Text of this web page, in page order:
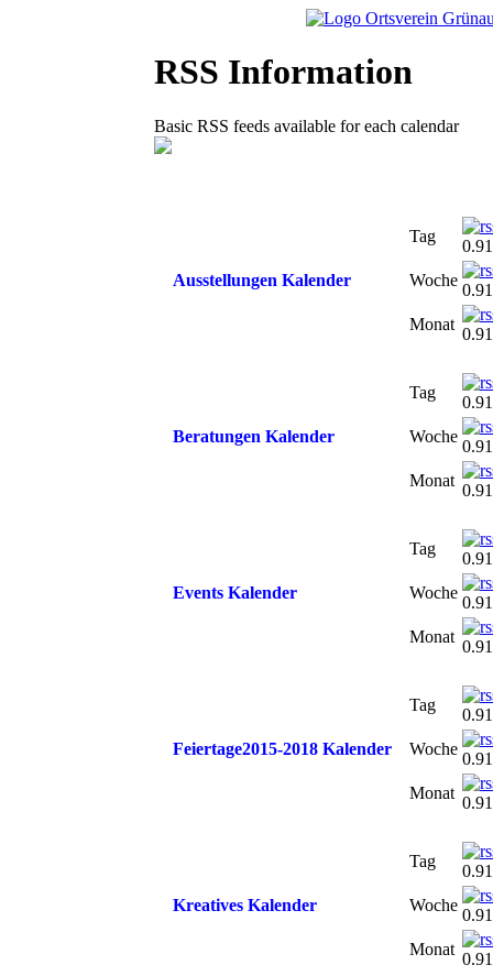
RSS Information
Basic RSS feeds available for each calendar
Ausstellungen Kalender
Tag
0.91
Woche
0.91
Monat
0.91
Beratungen Kalender
Tag
0.91
Woche
0.91
Monat
0.91
Events Kalender
Tag
0.91
Woche
0.91
Monat
0.91
Feiertage2015-2018 Kalender
Tag
0.91
Woche
0.91
Monat
0.91
Kreatives Kalender
Tag
0.91
Woche
0.91
Monat
0.91